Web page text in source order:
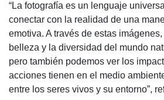
“La fotografía es un lenguaje
conectar con la realidad de una
emotiva. A través de estas
belleza y la diversidad del mundo
pero también podemos ver los
acciones tienen en el medio
entre los seres vivos y su entorno”,